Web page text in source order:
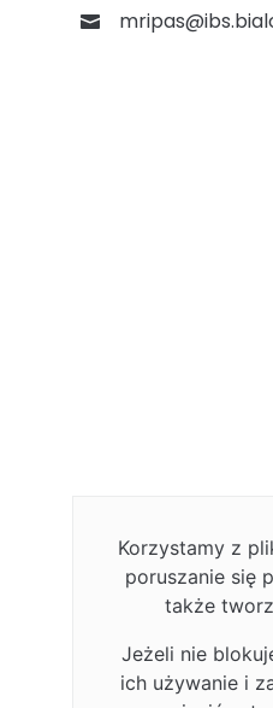
Korzystamy z
poruszanie się
także
Jeżeli nie
ich używanie i